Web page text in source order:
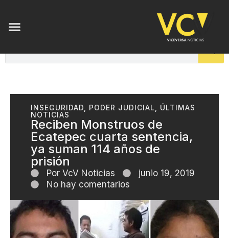
INSEGURIDAD PODER JUDICIAL
ÚLTIMAS
NOTICIAS
Reciben Monstruos de
Ecatepec cuarta sentencia,
ya suman 114 años de
prisión
Por VcV Noticias
junio 19, 2019
No hay comentarios